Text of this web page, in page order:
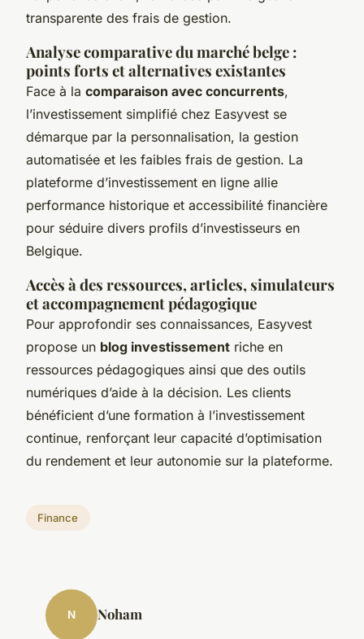
transparente des frais de gestion.
Analyse comparative du marché belge :
points forts et alternatives existantes
Face à la comparaison avec concurrents,
l’investissement simplifié chez Easyvest se
démarque par la personnalisation, la gestion
automatisée et les faibles frais de gestion. La
plateforme d’investissement en ligne allie
performance historique et accessibilité financière
pour séduire divers profils d’investisseurs en
Belgique.
Accès à des ressources, articles, simulateurs
et accompagnement pédagogique
Pour approfondir ses connaissances, Easyvest
propose un blog investissement riche en
ressources pédagogiques ainsi que des outils
numériques d’aide à la décision. Les clients
bénéficient d’une formation à l’investissement
continue, renforçant leur capacité d’optimisation
du rendement et leur autonomie sur la plateforme.
Finance
N Noham